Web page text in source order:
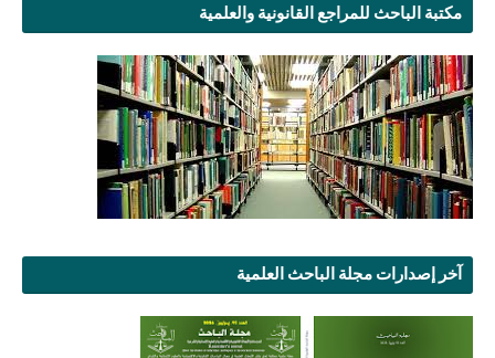
مكتبة الباحث للمراجع القانونية والعلمية
آخر إصدارات مجلة الباحث العلمية